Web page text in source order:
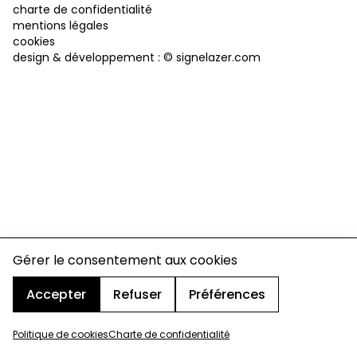
Gérer le consentement aux cookies
Accepter
Refuser Préférences
Politique de cookiesCharte de confidentialité
charte de confidentialité
mentions légales
cookies
design & développement : © signelazer.com